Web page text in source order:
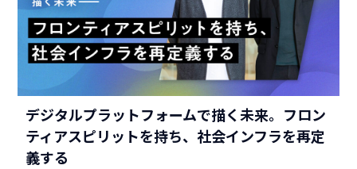
デジタルプラットフォームで描く未来。フロン
ティアスピリットを持ち、社会インフラを再定
義する